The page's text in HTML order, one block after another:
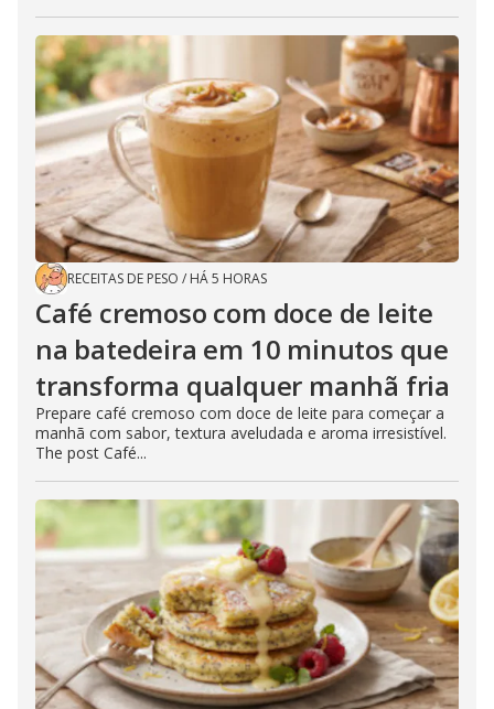
RECEITAS DE PESO / HÁ 5 HORAS
Café cremoso com doce de leite
na batedeira em 10 minutos que
transforma qualquer manhã fria
Prepare café cremoso com doce de leite para começar a
manhã com sabor, textura aveludada e aroma irresistível.
The post Café...